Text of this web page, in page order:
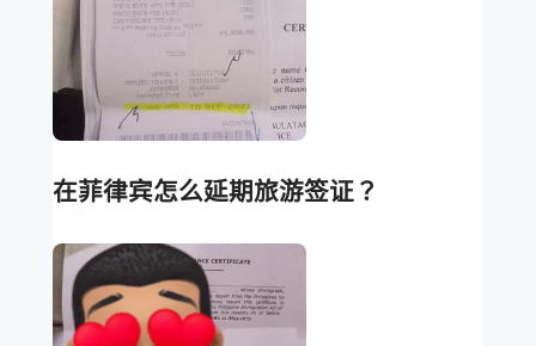
在菲律宾怎么延期旅游签证？